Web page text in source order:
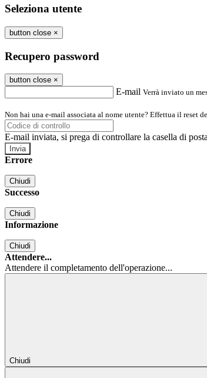
Seleziona utente
button close ×
Recupero password
button close ×
E-mail Verrà inviato un
Non hai una e-mail associata al nome utente? Effettua il reset
E-mail inviata, si prega di controllare la casella di
Errore
Chiudi
Successo
Chiudi
Informazione
Chiudi
Attendere...
Attendere il completamento dell'operazione...
Chiudi